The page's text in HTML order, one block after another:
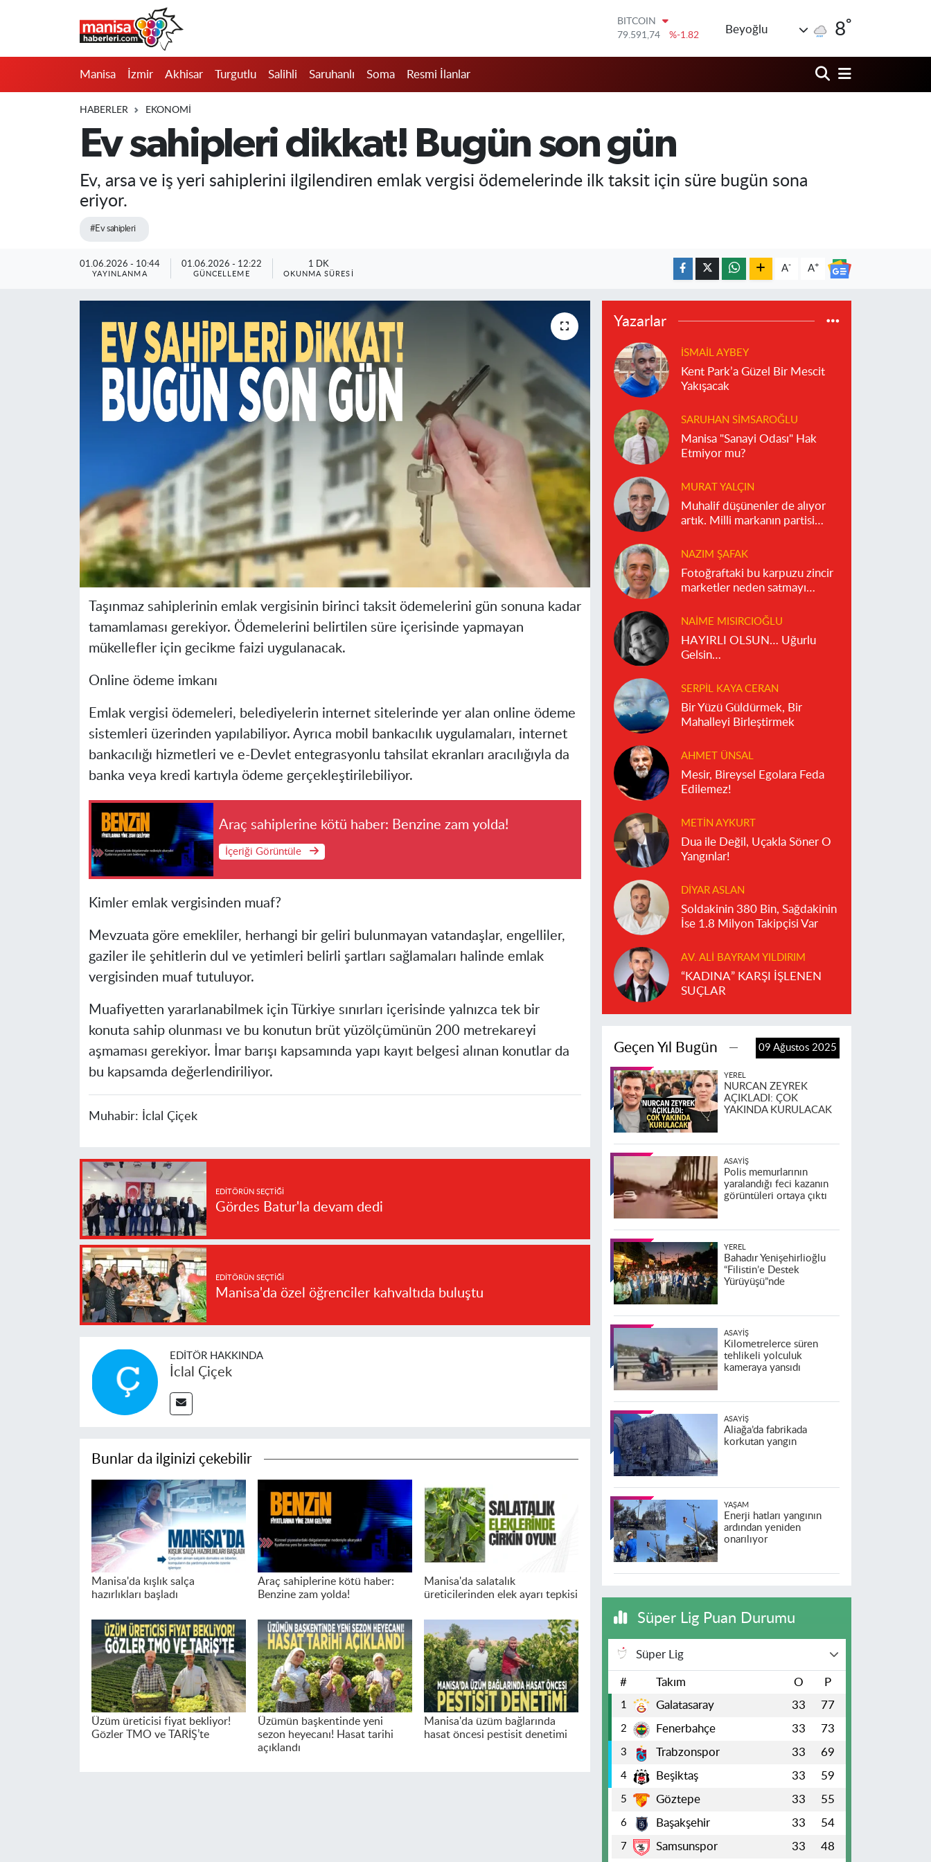
DOLAR
45,43620
%0.02
61,60380
%0.18
BİST100
14.598,00
Beyoğlu 8°
Manisa İzmir Akhisar Turgutlu Salihli Saruhanlı Soma Resmi İlanlar
HABERLER EKONOMI
Ev sahipleri dikkat! Bugün son gün
Ev, arsa ve iş yeri sahiplerini ilgilendiren emlak vergisi ödemelerinde ilk taksit için süre bugün sona
eriyor.
#Ev sahipleri
01.06.2026 - 10:44
YAYINLANMA
01.06.2026 - 12:22
GÜNCELLEME
1 DK
OKUNMA SÜRESI
A- A+
Taşınmaz sahiplerinin emlak vergisinin birinci taksit ödemelerini gün sonuna kadar
tamamlaması gerekiyor. Ödemelerini belirtilen süre içerisinde yapmayan
mükellefler için gecikme faizi uygulanacak.
Online ödeme imkanı
Emlak vergisi ödemeleri, belediyelerin internet sitelerinde yer alan online ödeme
sistemleri üzerinden yapılabiliyor. Ayrıca mobil bankacılık uygulamaları, internet
bankacılığı hizmetleri ve e-Devlet entegrasyonlu tahsilat ekranları aracılığıyla da
banka veya kredi kartıyla ödeme gerçekleştirilebiliyor.
Araç sahiplerine kötü haber: Benzine zam yolda!
İçeriği Görüntüle
Kimler emlak vergisinden muaf?
Mevzuata göre emekliler, herhangi bir geliri bulunmayan vatandaşlar, engelliler,
gaziler ile şehitlerin dul ve yetimleri belirli şartları sağlamaları halinde emlak
vergisinden muaf tutuluyor.
Muafiyetten yararlanabilmek için Türkiye sınırları içerisinde yalnızca tek bir
konuta sahip olunması ve bu konutun brüt yüzölçümünün 200 metrekareyi
aşmaması gerekiyor. İmar barışı kapsamında yapı kayıt belgesi alınan konutlar da
bu kapsamda değerlendiriliyor.
Muhabir: İclal Çiçek
EDITÖRÜN SEÇTIĞI
Gördes Batur'la devam dedi
EDITÖRÜN SEÇTIĞI
Manisa'da özel öğrenciler kahvaltıda buluştu
EDITÖR HAKKINDA
İclal Çiçek
Bunlar da ilginizi çekebilir
Manisa'da kışlık salça
hazırlıkları başladı
Araç sahiplerine kötü haber:
Benzine zam yolda!
Manisa'da salatalık
üreticilerinden elek ayarı tepkisi
Üzüm üreticisi fiyat bekliyor!
Gözler TMO ve TARİŞ’te
Üzümün başkentinde yeni
sezon heyecanı! Hasat tarihi
açıklandı
Manisa'da üzüm bağlarında
hasat öncesi pestisit denetimi
Yazarlar
İSMAIL AYBEY
Kent Park’a Güzel Bir Mescit
Yakışacak
SARUHAN SIMSAROĞLU
Manisa "Sanayi Odası" Hak
Etmiyor mu?
MURAT YALÇIN
Muhalif düşünenler de alıyor
artık. Milli markanın partisi
NAZIM ŞAFAK
Fotoğraftaki bu karpuzu zincir
marketler neden satmayı
NAIME MISIRCIOĞLU
HAYIRLI OLSUN… Uğurlu
Gelsin…
SERPIL KAYA CERAN
Bir Yüzü Güldürmek, Bir
Mahalleyi Birleştirmek
AHMET ÜNSAL
Mesir, Bireysel Egolara Feda
Edilemez!
METIN AYKURT
Dua ile Değil, Uçakla Söner O
Yangınlar!
DIYAR ASLAN
Soldakinin 380 Bin, Sağdakinin
İse 1.8 Milyon Takipçisi Var
AV. ALI BAYRAM YILDIRIM
“KADINA” KARŞI İŞLENEN
SUÇLAR
Geçen Yıl Bugün 09 Ağustos 2025
YEREL
NURCAN ZEYREK
AÇIKLADI: ÇOK
YAKINDA KURULACAK
ASAYIŞ
Polis memurlarının
yaralandığı feci kazanın
görüntüleri ortaya çıktı
YEREL
Bahadır Yenişehirlioğlu
“Filistin’e Destek
Yürüyüşü”nde
ASAYIŞ
Kilometrelerce süren
tehlikeli yolculuk
kameraya yansıdı
ASAYIŞ
Aliağa’da fabrikada
korkutan yangın
YAŞAM
Enerji hatları yangının
ardından yeniden
onarılıyor
Süper Lig Puan Durumu
Süper Lig
# Takım O P
1 Galatasaray 33 77
2 Fenerbahçe 33 73
3 Trabzonspor 33 69
4 Beşiktaş 33 59
5 Göztepe 33 55
6 Başakşehir 33 54
7 Samsunspor 33 48
Resmi İlanlar
Manisa Nöbetçi Eczaneler
Manisa Trafik Yoğunluk Haritası
Süper Lig Puan Durumu ve Fikstür
Tüm Manşetler
Son Dakika Haberleri
Haber Arşivi